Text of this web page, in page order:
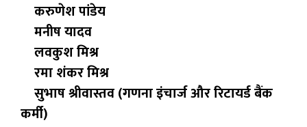
करुणेश पांडेय
मनीष यादव
लवकुश मिश्र
रमा शंकर मिश्र
सुभाष श्रीवास्तव (गणना इंचार्ज और रिटायर्ड बैंक
कर्मी)